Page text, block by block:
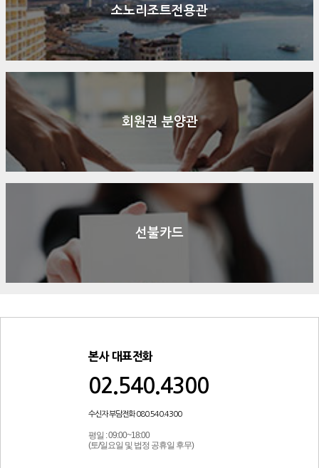
소노리조트전용관
회원권 분양관
선불카드
본사 대표전화
02.540.4300
수신자 부담전화 080.540.4300
평일 : 09:00~18:00
(토/일요일 및 법정 공휴일 후무)